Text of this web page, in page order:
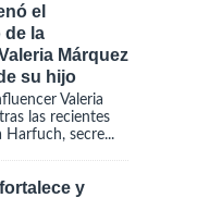
el
de la
Márquez
su hijo
Valeria
las recientes
Harfuch, secre...
y